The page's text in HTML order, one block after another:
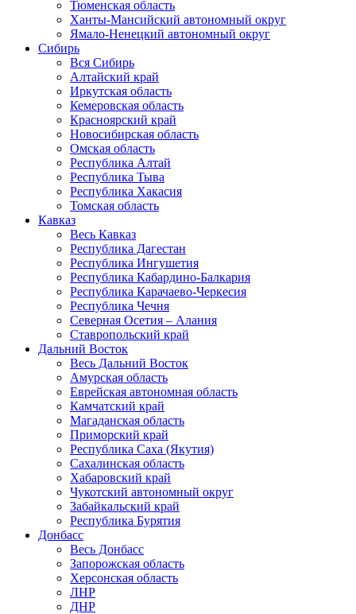
Тюменская область
Ханты-Мансийский автономный округ
Ямало-Ненецкий автономный округ
Сибирь
Вся Сибирь
Алтайский край
Иркутская область
Кемеровская область
Красноярский край
Новосибирская область
Омская область
Республика Алтай
Республика Тыва
Республика Хакасия
Томская область
Кавказ
Весь Кавказ
Республика Дагестан
Республика Ингушетия
Республика Кабардино-Балкария
Республика Карачаево-Черкесия
Республика Чечня
Северная Осетия – Алания
Ставропольский край
Дальний Восток
Весь Дальний Восток
Амурская область
Еврейская автономная область
Камчатский край
Магаданская область
Приморский край
Республика Саха (Якутия)
Сахалинская область
Хабаровский край
Чукотский автономный округ
Забайкальский край
Республика Бурятия
Донбасс
Весь Донбасс
Запорожская область
Херсонская область
ЛНР
ДНР